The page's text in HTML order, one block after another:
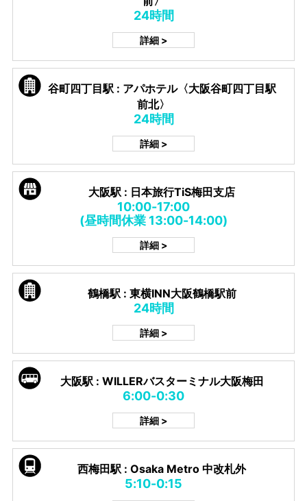
24時間
詳細 >
谷町四丁目駅 : アパホテル〈大阪谷町四丁目駅
前北〉
24時間
詳細 >
大阪駅 : 日本旅行TiS梅田支店
10:00-17:00
(昼時間休業 13:00-14:00)
詳細 >
鶴橋駅 : 東横INN大阪鶴橋駅前
24時間
詳細 >
大阪駅 : WILLERバスターミナル大阪梅田
6:00-0:30
詳細 >
西梅田駅 : Osaka Metro 中改札外
5:10-0:15